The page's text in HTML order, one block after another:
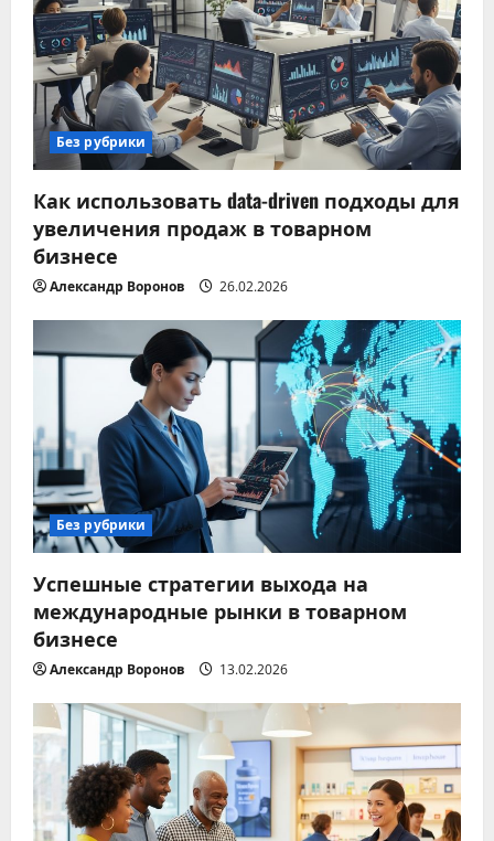
Без рубрики
Как использовать data-driven подходы для
увеличения продаж в товарном
бизнесе
Александр Воронов 26.02.2026
Без рубрики
Успешные стратегии выхода на
международные рынки в товарном
бизнесе
Александр Воронов 13.02.2026